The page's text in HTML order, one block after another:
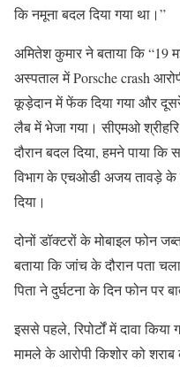
कि नमूना बदल दिया गया था।”
अमितेश कुमार ने बताया कि
अस्पताल में Porsche crash
कूड़ेदान में फेंक दिया गया और
लैब में भेजा गया। सीएमओ
दौरान बदल दिया, हमने पाया
विभाग के एचओडी अजय तावड़े के
दिया।
दोनों डॉक्टरों के मोबाइल फोन
बताया कि जांच के दौरान पता
पिता ने दुर्घटना के दिन फोन पर
इससे पहले, रिपोर्टों में दावा
मामले के आरोपी किशोर को शराब